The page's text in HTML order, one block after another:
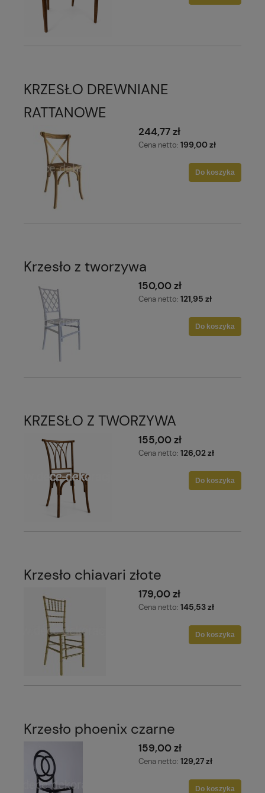
KRZESŁO DREWNIANE
RATTANOWE
244,77 zł
Cena netto: 199,00 zł
Do koszyka
Krzesło z tworzywa
150,00 zł
Cena netto: 121,95 zł
Do koszyka
KRZESŁO Z TWORZYWA
155,00 zł
Cena netto: 126,02 zł
Do koszyka
Krzesło chiavari złote
179,00 zł
Cena netto: 145,53 zł
Do koszyka
Krzesło phoenix czarne
159,00 zł
Cena netto: 129,27 zł
Do koszyka